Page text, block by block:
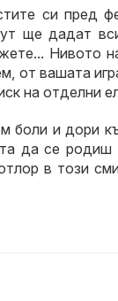
си пред
ще дадат
Нивото
от вашата
на отделни
боли и дори
да се
в този